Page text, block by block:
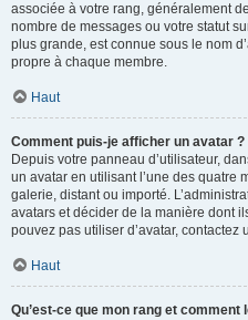
associée à votre rang, généralement
nombre de messages ou votre statut
plus grande, est connue sous le nom
propre à chaque membre.
Haut
Comment puis-je afficher un avatar ?
Depuis votre panneau d’utilisateur,
un avatar en utilisant l’une des quatre
galerie, distant ou importé.
avatars et décider de la manière dont
pouvez pas utiliser d’avatar, contactez
Haut
Qu’est-ce que mon rang et comment